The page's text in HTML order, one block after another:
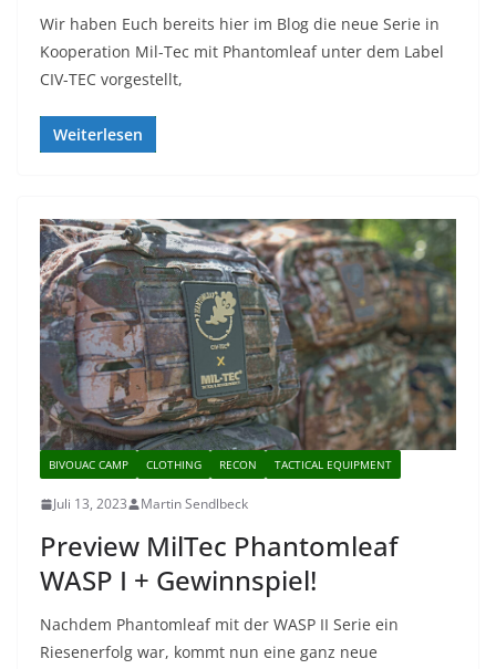
Wir haben Euch bereits hier im Blog die neue Serie in
Kooperation Mil-Tec mit Phantomleaf unter dem Label
CIV-TEC vorgestellt,
Weiterlesen
BIVOUAC CAMP CLOTHING RECON TACTICAL EQUIPMENT
Juli 13, 2023 Martin Sendlbeck
Preview MilTec Phantomleaf
WASP I + Gewinnspiel!
Nachdem Phantomleaf mit der WASP II Serie ein
Riesenerfolg war, kommt nun eine ganz neue